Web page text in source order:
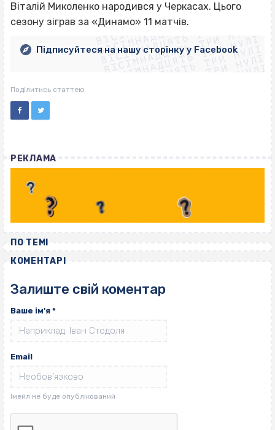
Віталій Миколенко народився у Черкасах. Цього
сезону зіграв за «Динамо» 11 матчів.
ВІСІМНАДЦЯТЬ ТРИ НУЛІ
ВІСІМНАДЦЯТЬ ТРИ НУЛІ
ВІСІМНАДЦЯТЬ ТРИ НУЛІ
ВІСІМНАДЦЯТЬ ТРИ НУЛІ
ВІСІМНАДЦЯТЬ ТРИ НУЛІ
ВІСІМНАДЦЯТЬ ТРИ НУЛІ
ВІСІМНАДЦЯТЬ ТРИ НУЛІ
ВІСІМНАДЦЯТЬ ТРИ НУЛІ
Підписуйтеся на нашу сторінку у Facebook
Поділитись статтею
РЕКЛАМА
ПО ТЕМІ
КОМЕНТАРІ
Залиште свій коментар
Ваше ім'я *
Email